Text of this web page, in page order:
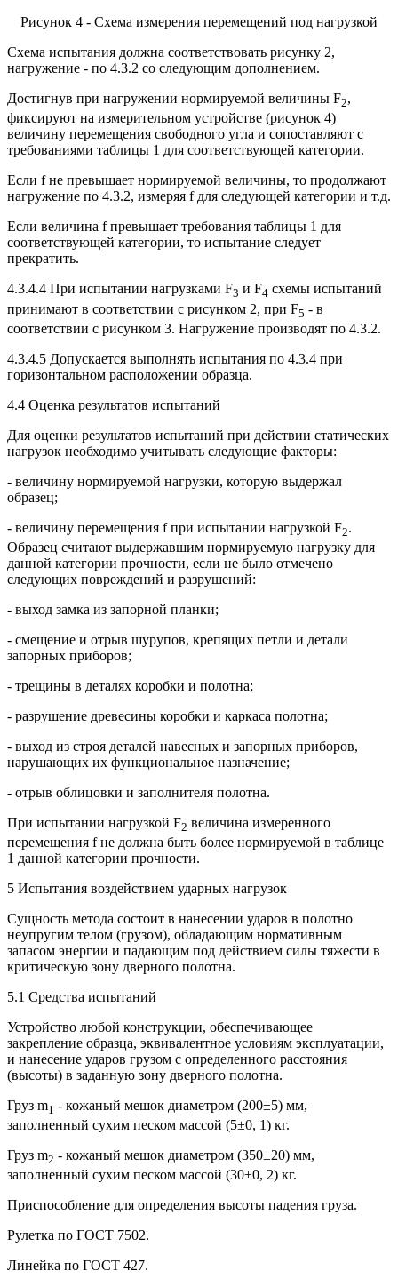
Рисунок 4 - Схема измерения перемещений под нагрузкой
Схема испытания должна соответствовать рисунку 2,
нагружение - по 4.3.2 со следующим дополнением.
Достигнув при нагружении нормируемой величины F2,
фиксируют на измерительном устройстве (рисунок 4)
величину перемещения свободного угла и сопоставляют с
требованиями таблицы 1 для соответствующей категории.
Если f не превышает нормируемой величины, то продолжают
нагружение по 4.3.2, измеряя f для следующей категории и т.д.
Если величина f превышает требования таблицы 1 для
соответствующей категории, то испытание следует
прекратить.
4.3.4.4 При испытании нагрузками F3 и F4 схемы испытаний
принимают в соответствии с рисунком 2, при F5 - в
соответствии с рисунком 3. Нагружение производят по 4.3.2.
4.3.4.5 Допускается выполнять испытания по 4.3.4 при
горизонтальном расположении образца.
4.4 Оценка результатов испытаний
Для оценки результатов испытаний при действии статических
нагрузок необходимо учитывать следующие факторы:
- величину нормируемой нагрузки, которую выдержал
образец;
- величину перемещения f при испытании нагрузкой F2.
Образец считают выдержавшим нормируемую нагрузку для
данной категории прочности, если не было отмечено
следующих повреждений и разрушений:
- выход замка из запорной планки;
- смещение и отрыв шурупов, крепящих петли и детали
запорных приборов;
- трещины в деталях коробки и полотна;
- разрушение древесины коробки и каркаса полотна;
- выход из строя деталей навесных и запорных приборов,
нарушающих их функциональное назначение;
- отрыв облицовки и заполнителя полотна.
При испытании нагрузкой F2 величина измеренного
перемещения f не должна быть более нормируемой в таблице
1 данной категории прочности.
5 Испытания воздействием ударных нагрузок
Сущность метода состоит в нанесении ударов в полотно
неупругим телом (грузом), обладающим нормативным
запасом энергии и падающим под действием силы тяжести в
критическую зону дверного полотна.
5.1 Средства испытаний
Устройство любой конструкции, обеспечивающее
закрепление образца, эквивалентное условиям эксплуатации,
и нанесение ударов грузом с определенного расстояния
(высоты) в заданную зону дверного полотна.
Груз m1 - кожаный мешок диаметром (200±5) мм,
заполненный сухим песком массой (5±0, 1) кг.
Груз m2 - кожаный мешок диаметром (350±20) мм,
заполненный сухим песком массой (30±0, 2) кг.
Приспособление для определения высоты падения груза.
Рулетка по ГОСТ 7502.
Линейка по ГОСТ 427.